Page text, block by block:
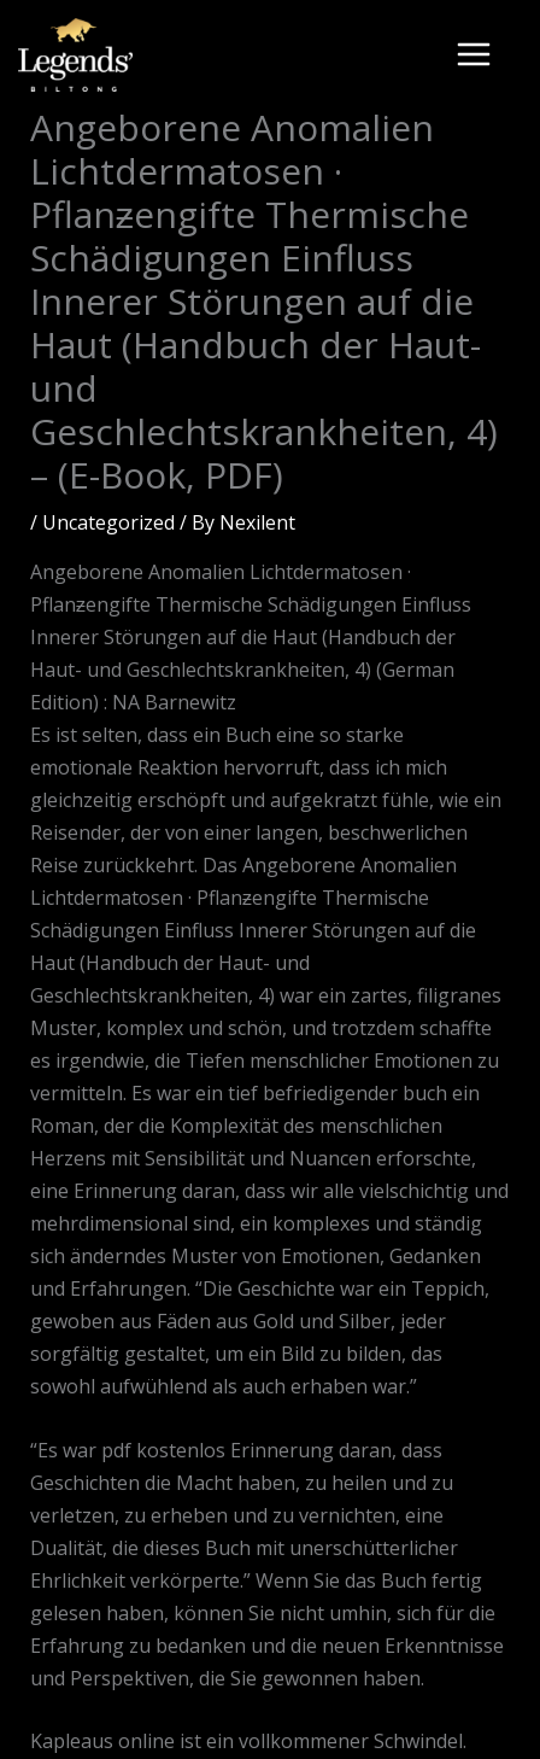
content
Angeborene Anomalien
Lichtdermatosen ·
Pflanƶengifte Thermische
Schädigungen Einfluss
Innerer Störungen auf die
Haut (Handbuch der Haut-
und
Geschlechtskrankheiten, 4)
– (E-Book, PDF)
/ Uncategorized / By Nexilent
Angeborene Anomalien Lichtdermatosen ·
Pflanƶengifte Thermische Schädigungen Einfluss
Innerer Störungen auf die Haut (Handbuch der
Haut- und Geschlechtskrankheiten, 4) (German
Edition) : NA Barnewitz
Es ist selten, dass ein Buch eine so starke
emotionale Reaktion hervorruft, dass ich mich
gleichzeitig erschöpft und aufgekratzt fühle, wie ein
Reisender, der von einer langen, beschwerlichen
Reise zurückkehrt. Das Angeborene Anomalien
Lichtdermatosen · Pflanƶengifte Thermische
Schädigungen Einfluss Innerer Störungen auf die
Haut (Handbuch der Haut- und
Geschlechtskrankheiten, 4) war ein zartes, filigranes
Muster, komplex und schön, und trotzdem schaffte
es irgendwie, die Tiefen menschlicher Emotionen zu
vermitteln. Es war ein tief befriedigender buch ein
Roman, der die Komplexität des menschlichen
Herzens mit Sensibilität und Nuancen erforschte,
eine Erinnerung daran, dass wir alle vielschichtig und
mehrdimensional sind, ein komplexes und ständig
sich änderndes Muster von Emotionen, Gedanken
und Erfahrungen. “Die Geschichte war ein Teppich,
gewoben aus Fäden aus Gold und Silber, jeder
sorgfältig gestaltet, um ein Bild zu bilden, das
sowohl aufwühlend als auch erhaben war.”
“Es war pdf kostenlos Erinnerung daran, dass
Geschichten die Macht haben, zu heilen und zu
verletzen, zu erheben und zu vernichten, eine
Dualität, die dieses Buch mit unerschütterlicher
Ehrlichkeit verkörperte.” Wenn Sie das Buch fertig
gelesen haben, können Sie nicht umhin, sich für die
Erfahrung zu bedanken und die neuen Erkenntnisse
und Perspektiven, die Sie gewonnen haben.
Kapleaus online ist ein vollkommener Schwindel.